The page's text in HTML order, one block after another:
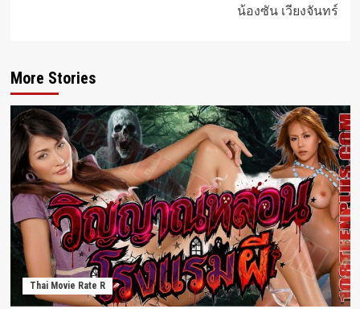
น้องซัน เวียงจันทร์
More Stories
Thai Movie Rate R